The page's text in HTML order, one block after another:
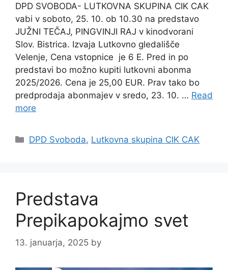
DPD SVOBODA- LUTKOVNA SKUPINA CIK CAK
vabi v soboto, 25. 10. ob 10.30 na predstavo
JUŽNI TEČAJ, PINGVINJI RAJ v kinodvorani
Slov. Bistrica. Izvaja Lutkovno gledališče
Velenje, Cena vstopnice je 6 E. Pred in po
predstavi bo možno kupiti lutkovni abonma
2025/2026. Cena je 25,00 EUR. Prav tako bo
predprodaja abonmajev v sredo, 23. 10. … Read
more
Categories
DPD Svoboda, Lutkovna skupina CIK CAK
Predstava
Prepikapokajmo svet
13. januarja, 2025 by